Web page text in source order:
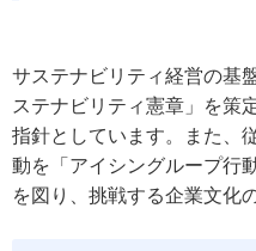
サステナビリティ経営の基
ステナビリティ憲章」を策
指針としています。また、
動を「アイシングループ行
を図り、挑戦する企業文化